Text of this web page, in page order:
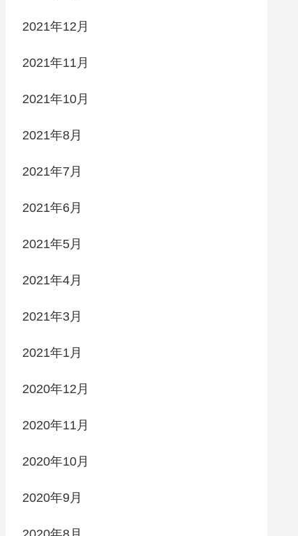
2021年12月
2021年11月
2021年10月
2021年8月
2021年7月
2021年6月
2021年5月
2021年4月
2021年3月
2021年1月
2020年12月
2020年11月
2020年10月
2020年9月